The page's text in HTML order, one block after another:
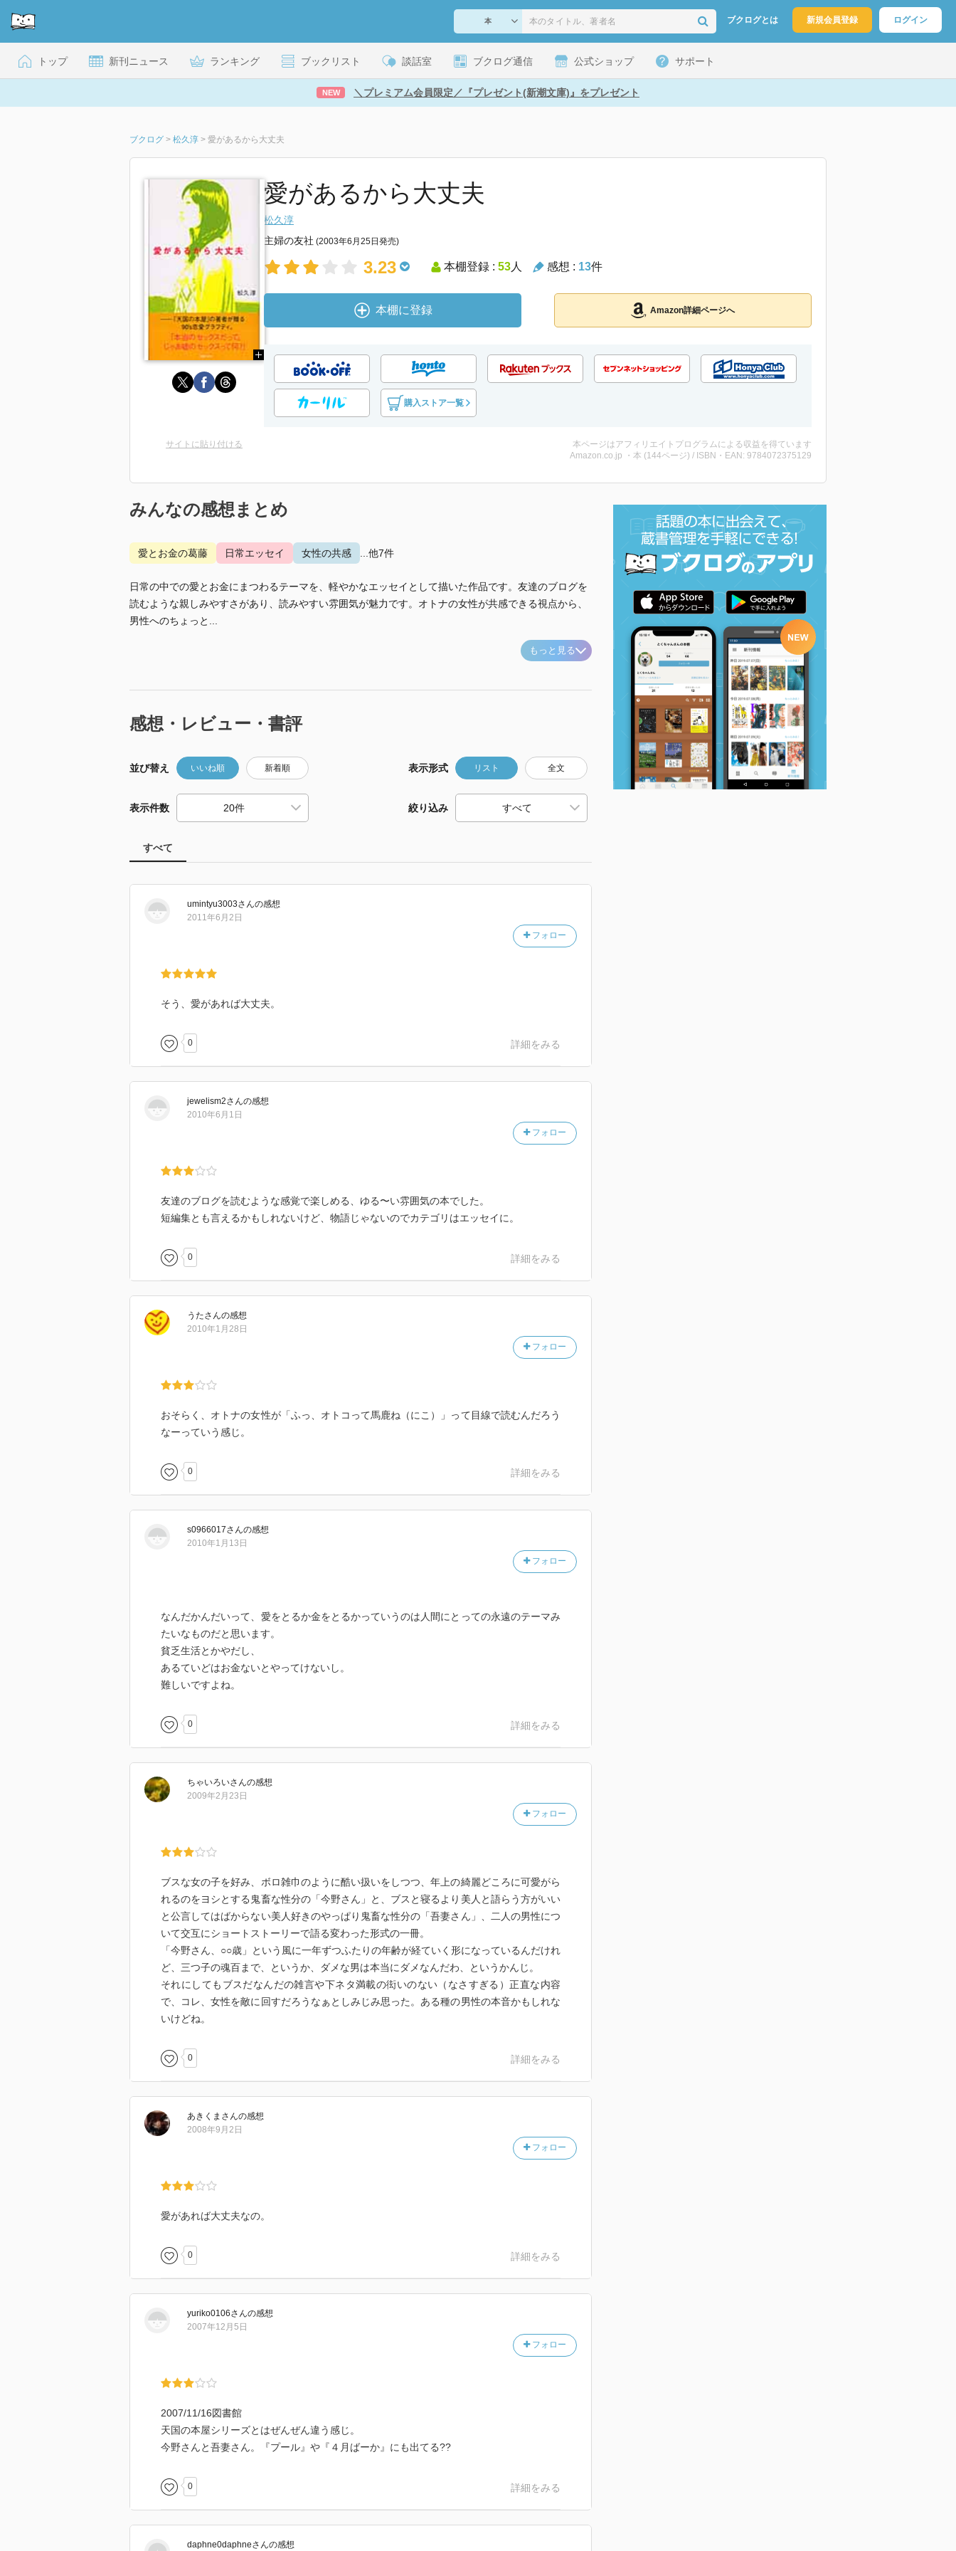
ブクログとは 新規会員登録 ログイン
トップ 新刊ニュース ランキング ブックリスト 談話室 ブクログ通信 公式ショップ サポート
NEW ＼プレミアム会員限定／『プレゼント(新潮文庫)』をプレゼント
ブクログ > 松久淳 > 愛があるから大丈夫
愛があるから大丈夫
松久淳
主婦の友社 (2003年6月25日発売)
3.23 本棚登録 : 53人 感想 : 13件
本棚に登録 Amazon詳細ページへ
購入ストア一覧
サイトに貼り付ける
本ページはアフィリエイトプログラムによる収益を得ています
Amazon.co.jp ・本 (144ページ) / ISBN・EAN: 9784072375129
みんなの感想まとめ
愛とお金の葛藤 日常エッセイ 女性の共感 ...他7件
日常の中での愛とお金にまつわるテーマを、軽やかなエッセイとして描いた作品です。友達のブログを
読むような親しみやすさがあり、読みやすい雰囲気が魅力です。オトナの女性が共感できる視点から、
男性へのちょっと...
もっと見る
感想・レビュー・書評
並び替え いいね順 新着順 表示形式 リスト 全文
表示件数 絞り込み
すべて
umintyu3003さんの感想
フォロー
2011年6月2日
そう、愛があれば大丈夫。
0 詳細をみる
jewelism2さんの感想
フォロー
2010年6月1日
友達のブログを読むような感覚で楽しめる、ゆる〜い雰囲気の本でした。
短編集とも言えるかもしれないけど、物語じゃないのでカテゴリはエッセイに。
0 詳細をみる
うたさんの感想
フォロー
2010年1月28日
おそらく、オトナの女性が「ふっ、オトコって馬鹿ね（にこ）」って目線で読むんだろう
なーっていう感じ。
0 詳細をみる
s0966017さんの感想
フォロー
2010年1月13日
なんだかんだいって、愛をとるか金をとるかっていうのは人間にとっての永遠のテーマみ
たいなものだと思います。
貧乏生活とかやだし、
あるていどはお金ないとやってけないし。
難しいですよね。
0 詳細をみる
ちゃいろいさんの感想
フォロー
2009年2月23日
ブスな女の子を好み、ボロ雑巾のように酷い扱いをしつつ、年上の綺麗どころに可愛がら
れるのをヨシとする鬼畜な性分の「今野さん」と、ブスと寝るより美人と語らう方がいい
と公言してはばからない美人好きのやっぱり鬼畜な性分の「吾妻さん」、二人の男性につ
いて交互にショートストーリーで語る変わった形式の一冊。
「今野さん、○○歳」という風に一年ずつふたりの年齢が経ていく形になっているんだけれ
ど、三つ子の魂百まで、というか、ダメな男は本当にダメなんだわ、というかんじ。
それにしてもブスだなんだの雑言や下ネタ満載の衒いのない（なさすぎる）正直な内容
で、コレ、女性を敵に回すだろうなぁとしみじみ思った。ある種の男性の本音かもしれな
いけどね。
0 詳細をみる
あきくま さんの感想
フォロー
2008年9月2日
愛があれば大丈夫なの。
0 詳細をみる
yuriko0106さんの感想
フォロー
2007年12月5日
2007/11/16図書館
天国の本屋シリーズとはぜんぜん違う感じ。
今野さんと吾妻さん。『プール』や『４月ばーか』にも出てる??
0 詳細をみる
daphne0daphneさんの感想